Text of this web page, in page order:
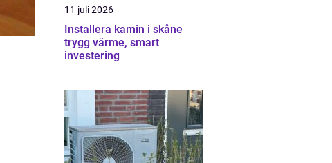
11 juli 2026
Installera kamin i skåne
trygg värme, smart
investering